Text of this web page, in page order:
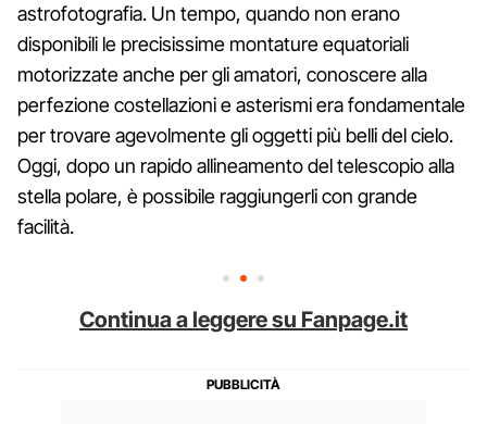
astrofotografia. Un tempo, quando non erano
disponibili le precisissime montature equatoriali
motorizzate anche per gli amatori, conoscere alla
perfezione costellazioni e asterismi era fondamentale
per trovare agevolmente gli oggetti più belli del cielo.
Oggi, dopo un rapido allineamento del telescopio alla
stella polare, è possibile raggiungerli con grande
facilità.
Continua a leggere su Fanpage.it